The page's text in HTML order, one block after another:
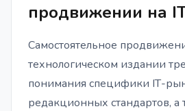
продвижении на
Самостоятельное
технологическом издании
понимания специфики IТ-
редакционных стандартов, а